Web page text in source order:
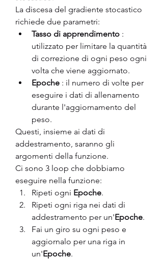
La discesa del gradiente stocastico
richiede due parametri:
Tasso di apprendimento :
utilizzato per limitare la quantità
di correzione di ogni peso ogni
volta che viene aggiornato.
Epoche : il numero di volte per
eseguire i dati di allenamento
durante l'aggiornamento del
peso.
Questi, insieme ai dati di
addestramento, saranno gli
argomenti della funzione.
Ci sono 3 loop che dobbiamo
eseguire nella funzione:
Ripeti ogni Epoche.
Ripeti ogni riga nei dati di
addestramento per un'Epoche.
Fai un giro su ogni peso e
aggiornalo per una riga in
un'Epoche.